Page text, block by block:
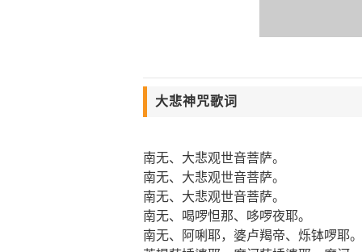
大悲神咒歌词
南无、大悲观世音菩萨。
南无、大悲观世音菩萨。
南无、大悲观世音菩萨。
南无、喝啰怛那、哆啰夜耶。
南无、阿唎耶，婆卢羯帝、烁钵啰耶。